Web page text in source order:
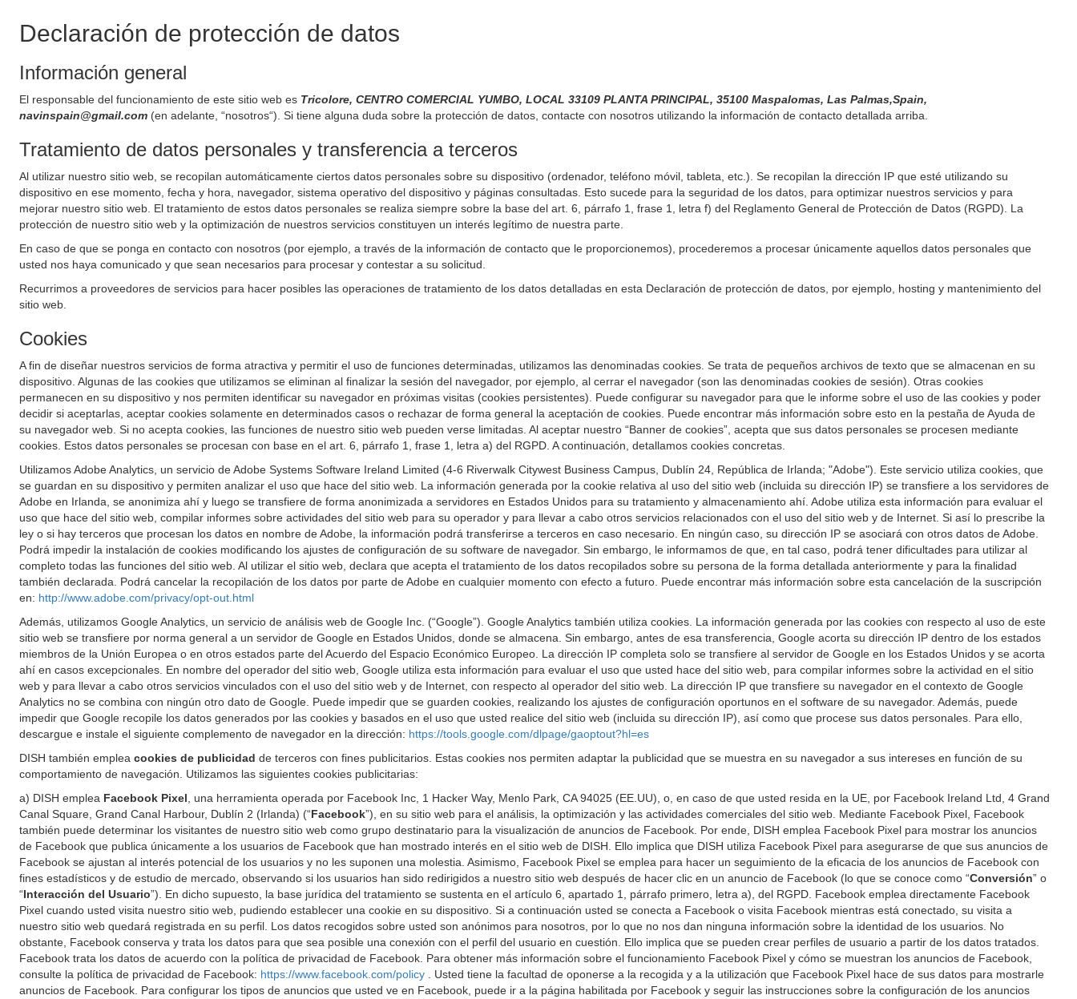
Declaración de protección de datos
Información general
El responsable del funcionamiento de este sitio web es Tricolore, CENTRO COMERCIAL YUMBO, LOCAL 33109 PLANTA PRINCIPAL, 35100 Maspalomas, Las Palmas,Spain,
navinspain@gmail.com (en adelante, “nosotros“). Si tiene alguna duda sobre la protección de datos, contacte con nosotros utilizando la información de contacto detallada arriba.
Tratamiento de datos personales y transferencia a terceros
Al utilizar nuestro sitio web, se recopilan automáticamente ciertos datos personales sobre su dispositivo (ordenador, teléfono móvil, tableta, etc.). Se recopilan la dirección IP que esté utilizando su
dispositivo en ese momento, fecha y hora, navegador, sistema operativo del dispositivo y páginas consultadas. Esto sucede para la seguridad de los datos, para optimizar nuestros servicios y para
mejorar nuestro sitio web. El tratamiento de estos datos personales se realiza siempre sobre la base del art. 6, párrafo 1, frase 1, letra f) del Reglamento General de Protección de Datos (RGPD). La
protección de nuestro sitio web y la optimización de nuestros servicios constituyen un interés legítimo de nuestra parte.
En caso de que se ponga en contacto con nosotros (por ejemplo, a través de la información de contacto que le proporcionemos), procederemos a procesar únicamente aquellos datos personales que
usted nos haya comunicado y que sean necesarios para procesar y contestar a su solicitud.
Recurrimos a proveedores de servicios para hacer posibles las operaciones de tratamiento de los datos detalladas en esta Declaración de protección de datos, por ejemplo, hosting y mantenimiento del
sitio web.
Cookies
A fin de diseñar nuestros servicios de forma atractiva y permitir el uso de funciones determinadas, utilizamos las denominadas cookies. Se trata de pequeños archivos de texto que se almacenan en su
dispositivo. Algunas de las cookies que utilizamos se eliminan al finalizar la sesión del navegador, por ejemplo, al cerrar el navegador (son las denominadas cookies de sesión). Otras cookies
permanecen en su dispositivo y nos permiten identificar su navegador en próximas visitas (cookies persistentes). Puede configurar su navegador para que le informe sobre el uso de las cookies y poder
decidir si aceptarlas, aceptar cookies solamente en determinados casos o rechazar de forma general la aceptación de cookies. Puede encontrar más información sobre esto en la pestaña de Ayuda de
su navegador web. Si no acepta cookies, las funciones de nuestro sitio web pueden verse limitadas. Al aceptar nuestro “Banner de cookies”, acepta que sus datos personales se procesen mediante
cookies. Estos datos personales se procesan con base en el art. 6, párrafo 1, frase 1, letra a) del RGPD. A continuación, detallamos cookies concretas.
Utilizamos Adobe Analytics, un servicio de Adobe Systems Software Ireland Limited (4-6 Riverwalk Citywest Business Campus, Dublín 24, República de Irlanda; "Adobe"). Este servicio utiliza cookies, que
se guardan en su dispositivo y permiten analizar el uso que hace del sitio web. La información generada por la cookie relativa al uso del sitio web (incluida su dirección IP) se transfiere a los servidores de
Adobe en Irlanda, se anonimiza ahí y luego se transfiere de forma anonimizada a servidores en Estados Unidos para su tratamiento y almacenamiento ahí. Adobe utiliza esta información para evaluar el
uso que hace del sitio web, compilar informes sobre actividades del sitio web para su operador y para llevar a cabo otros servicios relacionados con el uso del sitio web y de Internet. Si así lo prescribe la
ley o si hay terceros que procesan los datos en nombre de Adobe, la información podrá transferirse a terceros en caso necesario. En ningún caso, su dirección IP se asociará con otros datos de Adobe.
Podrá impedir la instalación de cookies modificando los ajustes de configuración de su software de navegador. Sin embargo, le informamos de que, en tal caso, podrá tener dificultades para utilizar al
completo todas las funciones del sitio web. Al utilizar el sitio web, declara que acepta el tratamiento de los datos recopilados sobre su persona de la forma detallada anteriormente y para la finalidad
también declarada. Podrá cancelar la recopilación de los datos por parte de Adobe en cualquier momento con efecto a futuro. Puede encontrar más información sobre esta cancelación de la suscripción
en: http://www.adobe.com/privacy/opt-out.html
Además, utilizamos Google Analytics, un servicio de análisis web de Google Inc. (“Google”). Google Analytics también utiliza cookies. La información generada por las cookies con respecto al uso de este
sitio web se transfiere por norma general a un servidor de Google en Estados Unidos, donde se almacena. Sin embargo, antes de esa transferencia, Google acorta su dirección IP dentro de los estados
miembros de la Unión Europea o en otros estados parte del Acuerdo del Espacio Económico Europeo. La dirección IP completa solo se transfiere al servidor de Google en los Estados Unidos y se acorta
ahí en casos excepcionales. En nombre del operador del sitio web, Google utiliza esta información para evaluar el uso que usted hace del sitio web, para compilar informes sobre la actividad en el sitio
web y para llevar a cabo otros servicios vinculados con el uso del sitio web y de Internet, con respecto al operador del sitio web. La dirección IP que transfiere su navegador en el contexto de Google
Analytics no se combina con ningún otro dato de Google. Puede impedir que se guarden cookies, realizando los ajustes de configuración oportunos en el software de su navegador. Además, puede
impedir que Google recopile los datos generados por las cookies y basados en el uso que usted realice del sitio web (incluida su dirección IP), así como que procese sus datos personales. Para ello,
descargue e instale el siguiente complemento de navegador en la dirección: https://tools.google.com/dlpage/gaoptout?hl=es
DISH también emplea cookies de publicidad de terceros con fines publicitarios. Estas cookies nos permiten adaptar la publicidad que se muestra en su navegador a sus intereses en función de su
comportamiento de navegación. Utilizamos las siguientes cookies publicitarias:
a) DISH emplea Facebook Pixel , una herramienta operada por Facebook Inc, 1 Hacker Way, Menlo Park, CA 94025 (EE.UU), o, en caso de que usted resida en la UE, por Facebook Ireland Ltd, 4 Grand
Canal Square, Grand Canal Harbour, Dublín 2 (Irlanda) (“Facebook”), en su sitio web para el análisis, la optimización y las actividades comerciales del sitio web. Mediante Facebook Pixel, Facebook
también puede determinar los visitantes de nuestro sitio web como grupo destinatario para la visualización de anuncios de Facebook. Por ende, DISH emplea Facebook Pixel para mostrar los anuncios
de Facebook que publica únicamente a los usuarios de Facebook que han mostrado interés en el sitio web de DISH. Ello implica que DISH utiliza Facebook Pixel para asegurarse de que sus anuncios de
Facebook se ajustan al interés potencial de los usuarios y no les suponen una molestia. Asimismo, Facebook Pixel se emplea para hacer un seguimiento de la eficacia de los anuncios de Facebook con
fines estadísticos y de estudio de mercado, observando si los usuarios han sido redirigidos a nuestro sitio web después de hacer clic en un anuncio de Facebook (lo que se conoce como “Conversión” o
“Interacción del Usuario”). En dicho supuesto, la base jurídica del tratamiento se sustenta en el artículo 6, apartado 1, párrafo primero, letra a), del RGPD. Facebook emplea directamente Facebook
Pixel cuando usted visita nuestro sitio web, pudiendo establecer una cookie en su dispositivo. Si a continuación usted se conecta a Facebook o visita Facebook mientras está conectado, su visita a
nuestro sitio web quedará registrada en su perfil. Los datos recogidos sobre usted son anónimos para nosotros, por lo que no nos dan ninguna información sobre la identidad de los usuarios. No
obstante, Facebook conserva y trata los datos para que sea posible una conexión con el perfil del usuario en cuestión. Ello implica que se pueden crear perfiles de usuario a partir de los datos tratados.
Facebook trata los datos de acuerdo con la política de privacidad de Facebook. Para obtener más información sobre el funcionamiento Facebook Pixel y cómo se muestran los anuncios de Facebook,
consulte la política de privacidad de Facebook: https://www.facebook.com/policy
. Usted tiene la facultad de oponerse a la recogida y a la utilización que Facebook Pixel hace de sus datos para mostrarle
anuncios de Facebook. Para configurar los tipos de anuncios que usted ve en Facebook, puede ir a la página habilitada por Facebook y seguir las instrucciones sobre la configuración de los anuncios